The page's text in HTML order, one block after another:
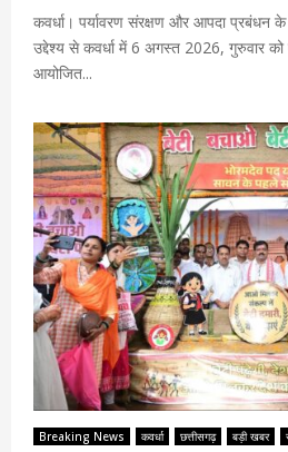
कवर्धा। पर्यावरण संरक्षण और आपदा प्रबंधन
उद्देश्य से कवर्धा में 6 अगस्त 2026, गुरुवार
आयोजित...
Breaking News कवर्धा छत्तीसगढ़ बड़ी खबर